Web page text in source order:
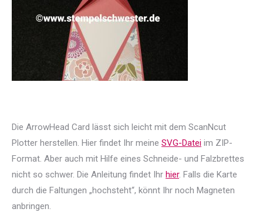
Die ArrowHead Card lässt sich leicht mit dem ScanNcut
Plotter herstellen. Hier findet Ihr meine SVG-Datei im ZIP-
Format. Aber auch mit Hilfe eines Schneide- und Falzbrettes
nicht so schwer. Die Anleitung findet Ihr hier. Falls die Karte
durch die Faltungen „hochsteht“, könnt Ihr noch Magneten
anbringen.